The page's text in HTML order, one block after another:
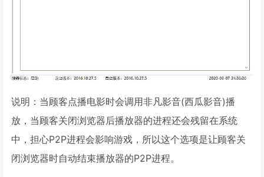
说明：当顾客点播电影时会调用非凡影音(西瓜影音)播
放，当顾客关闭浏览器后播放器的进程还会残留在系统
中，担心P2P进程会影响游戏，所以这个选项是让顾客关
闭浏览器时自动结束播放器的P2P进程。